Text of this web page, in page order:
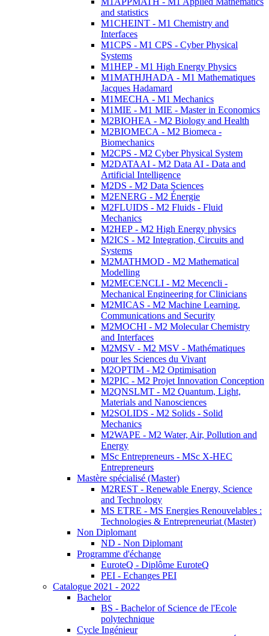
and statistics
M1CHEINT - M1 Chemistry and
Interfaces
M1CPS - M1 CPS - Cyber Physical
Systems
M1HEP - M1 High Energy Physics
M1MATHJHADA - M1 Mathematiques
Jacques Hadamard
M1MECHA - M1 Mechanics
M1MIE - M1 MIE - Master in Economics
M2BIOHEA - M2 Biology and Health
M2BIOMECA - M2 Biomeca -
Biomechanics
M2CPS - M2 Cyber Physical System
M2DATAAI - M2 Data AI - Data and
Artificial Intelligence
M2DS - M2 Data Sciences
M2ENERG - M2 Énergie
M2FLUIDS - M2 Fluids - Fluid
Mechanics
M2HEP - M2 High Energy physics
M2ICS - M2 Integration, Circuits and
Systems
M2MATHMOD - M2 Mathematical
Modelling
M2MECENCLI - M2 Mecencli -
Mechanical Engineering for Clinicians
M2MICAS - M2 Machine Learning,
Communications and Security
M2MOCHI - M2 Molecular Chemistry
and Interfaces
M2MSV - M2 MSV - Mathématiques
pour les Sciences du Vivant
M2OPTIM - M2 Optimisation
M2PIC - M2 Projet Innovation Conception
M2QNSLMT - M2 Quantum, Light,
Materials and Nanosciences
M2SOLIDS - M2 Solids - Solid
Mechanics
M2WAPE - M2 Water, Air, Pollution and
Energy
MSc Entrepreneurs - MSc X-HEC
Entrepreneurs
Mastère spécialisé (Master)
M2REST - Renewable Energy, Science
and Technology
MS ETRE - MS Energies Renouvelables :
Technologies & Entrepreneuriat (Master)
Non Diplomant
ND - Non Diplomant
Programme d'échange
EuroteQ - Diplôme EuroteQ
PEI - Echanges PEI
Catalogue 2021 - 2022
Bachelor
BS - Bachelor of Science de l'Ecole
polytechnique
Cycle Ingénieur